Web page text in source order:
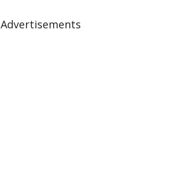
Advertisements